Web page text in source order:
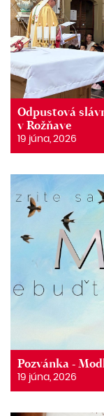
Odpustová
v Rožňave
19 júna, 2026
Pozvánka -
19 júna, 2026